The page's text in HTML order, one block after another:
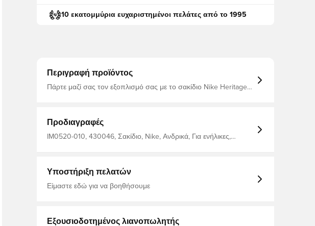
10 εκατομμύρια ευχαριστημένοι πελάτες από το 1995
Περιγραφή προϊόντος
Πάρτε μαζί σας τον εξοπλισμό σας με το σακίδιο Nike Heritage
αξεσουάρ με φερμουάρ για να κρατάτε τον εξοπλισμό σας
Προδιαγραφές
IM0520-010, 430046, Σακίδιο, Nike, Ανδρικά, Για ενήλικες,
Υποστήριξη πελατών
Είμαστε εδώ για να βοηθήσουμε
Εξουσιοδοτημένος λιανοπωλητής